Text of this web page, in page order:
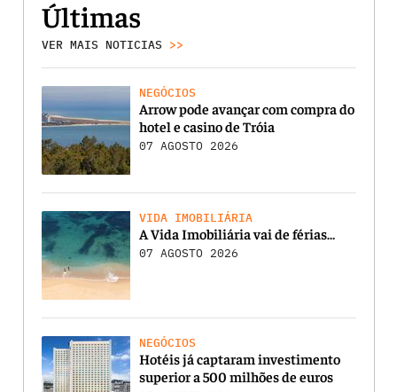
Últimas
VER MAIS NOTICIAS >>
NEGÓCIOS
Arrow pode avançar com compra do
hotel e casino de Tróia
07 AGOSTO 2026
VIDA IMOBILIÁRIA
A Vida Imobiliária vai de férias…
07 AGOSTO 2026
NEGÓCIOS
Hotéis já captaram investimento
superior a 500 milhões de euros